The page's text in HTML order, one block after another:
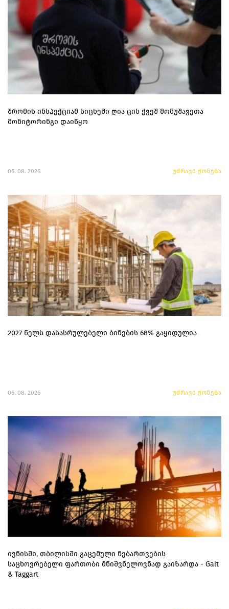
შრომის ინსპექციამ სიცხეში ღია ცის ქვეშ მომუშავეთა
მონიტორინგი დაიწყო
06. 08. 2026 უძრავი ქონება
2027 წელს დასასრულებელი ბინების 68% გაყიდულია
06. 08. 2026 უძრავი ქონება
ივნისში, თბილისში გაცემული ნებართვების
საცხოვრებელი ფართობი მნიშვნელოვნად გაიზარდა - Galt
& Taggart